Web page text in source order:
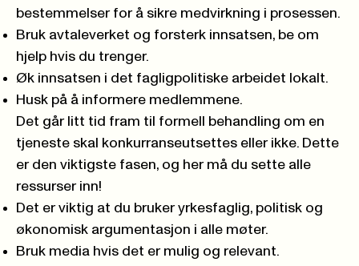
bestemmelser for å sikre medvirkning i prosessen.
Bruk avtaleverket og forsterk innsatsen, be om
hjelp hvis du trenger.
Øk innsatsen i det fagligpolitiske arbeidet lokalt.
Husk på å informere medlemmene.
Det går litt tid fram til formell behandling om en
tjeneste skal konkurranseutsettes eller ikke. Dette
er den viktigste fasen, og her må du sette alle
ressurser inn!
Det er viktig at du bruker yrkesfaglig, politisk og
økonomisk argumentasjon i alle møter.
Bruk media hvis det er mulig og relevant.